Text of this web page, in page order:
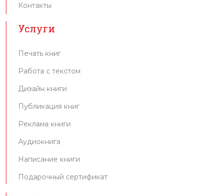
Контакты
Услуги
Печать книг
Работа с текстом
Дизайн книги
Публикация книг
Реклама книги
Аудиокнига
Написание книги
Подарочный сертификат